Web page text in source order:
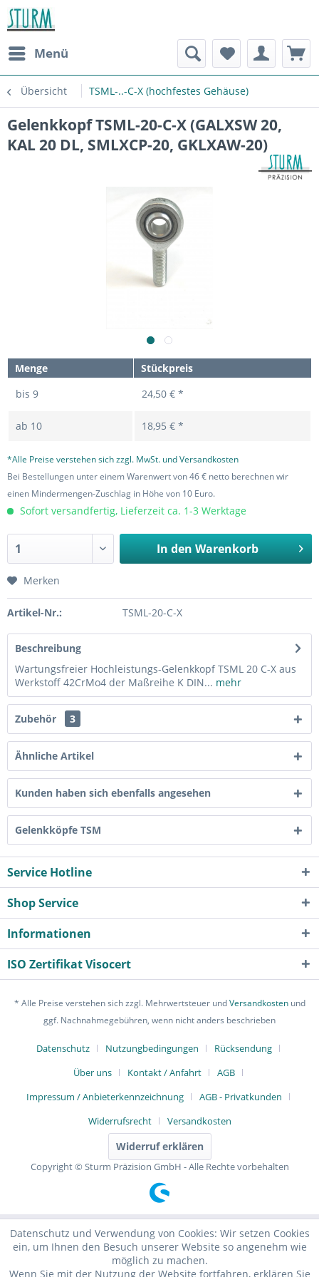
Menü
Übersicht TSML-..-C-X (hochfestes Gehäuse)
Gelenkkopf TSML-20-C-X (GALXSW 20,
KAL 20 DL, SMLXCP-20, GKLXAW-20)
Menge
Stückpreis
bis 9 24,50 € *
ab 10 18,95 € *
*Alle Preise verstehen sich zzgl. MwSt. und Versandkosten
Bei Bestellungen unter einem Warenwert von 46 € netto berechnen wir
einen Mindermengen-Zuschlag in Höhe von 10 Euro.
Sofort versandfertig, Lieferzeit ca. 1-3 Werktage
In den Warenkorb
Merken
Artikel-Nr.: TSML-20-C-X
Beschreibung
Wartungsfreier Hochleistungs-Gelenkkopf TSML 20 C-X aus
Werkstoff 42CrMo4 der Maßreihe K DIN... mehr
Zubehör 3
Ähnliche Artikel
Kunden haben sich ebenfalls angesehen
Gelenkköpfe TSM
Service Hotline
Shop Service
Informationen
ISO Zertifikat Visocert
* Alle Preise verstehen sich zzgl. Mehrwertsteuer undVersandkostenund
ggf. Nachnahmegebühren, wenn nicht anders beschrieben
Datenschutz Nutzungbedingungen
Rücksendung
Über uns
Kontakt / Anfahrt
AGB
Impressum / Anbieterkennzeichnung
AGB - Privatkunden
Widerrufsrecht
Versandkosten
Widerruf erklären
Copyright © Sturm Präzision GmbH - Alle Rechte vorbehalten
Datenschutz und Verwendung von Cookies: Wir setzen Cookies
ein, um Ihnen den Besuch unserer Website so angenehm wie
möglich zu machen.
Wenn Sie mit der Nutzung der Website fortfahren, erklären Sie